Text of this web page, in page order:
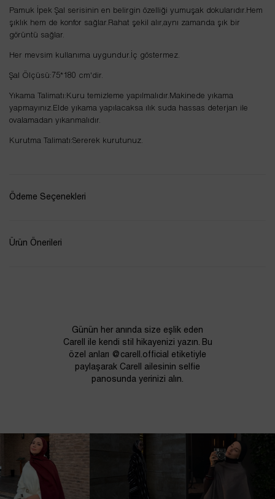
Pamuk İpek Şal serisinin en belirgin özelliği yumuşak dokularıdır.Hem
şıklık hem de konfor sağlar.Rahat şekil alır,aynı zamanda şık bir
görüntü sağlar.
Her mevsim kullanıma uygundur.İç göstermez.
Şal Ölçüsü:75*180 cm'dir.
Yıkama Talimatı:Kuru temizleme yapılmalıdır.Makinede yıkama
yapmayınız.Elde yıkama yapılacaksa ılık suda hassas deterjan ile
ovalamadan yıkanmalıdır.
Kurutma Talimatı:Sererek kurutunuz.
Ödeme Seçenekleri
Ürün Önerileri
Günün her anında size eşlik eden
Carell ile kendi stil hikayenizi yazın. Bu
özel anları @carell.official etiketiyle
paylaşarak Carell ailesinin selfie
panosunda yerinizi alın.